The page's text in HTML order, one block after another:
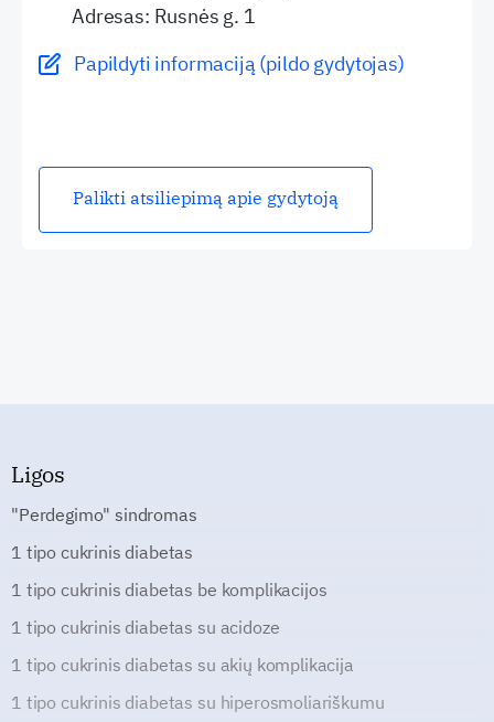
Adresas: Rusnės g. 1
Papildyti informaciją (pildo gydytojas)
Palikti atsiliepimą apie gydytoją
Ligos
"Perdegimo" sindromas
1 tipo cukrinis diabetas
1 tipo cukrinis diabetas be komplikacijos
1 tipo cukrinis diabetas su acidoze
1 tipo cukrinis diabetas su akių komplikacija
1 tipo cukrinis diabetas su hiperosmoliariškumu